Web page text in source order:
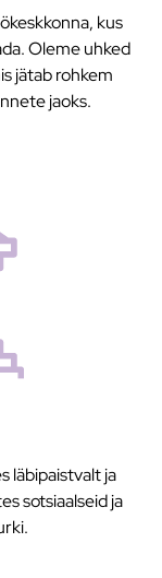
kus
Oleme uhked
jätab rohkem
jaoks.
läbipaistvalt ja
sotsiaalseid ja